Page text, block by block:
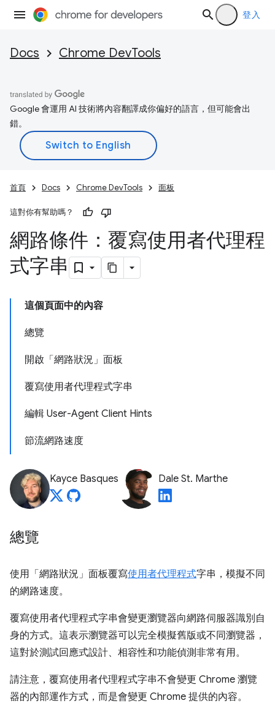
登入
Docs Chrome DevTools
Google 會運用 AI 技術將內容翻譯成你偏好的語言，但可能會出
錯。
首頁 Docs Chrome DevTools 面板
這對你有幫助嗎？
網路條件：覆寫使用者代理程
式字串
這個頁面中的內容
總覽
開啟「網路狀況」面板
覆寫使用者代理程式字串
編輯 User-Agent Client Hints
節流網路速度
Kayce Basques Dale St. Marthe
總覽
使用「網路狀況」面板覆寫使用者代理程式字串，模擬不同
的網路速度。
覆寫使用者代理程式字串會變更瀏覽器向網路伺服器識別自
身的方式。這表示瀏覽器可以完全模擬舊版或不同瀏覽器，
這對於測試回應式設計、相容性和功能偵測非常有用。
請注意，覆寫使用者代理程式字串不會變更 Chrome 瀏覽
器的內部運作方式，而是會變更 Chrome 提供的內容。